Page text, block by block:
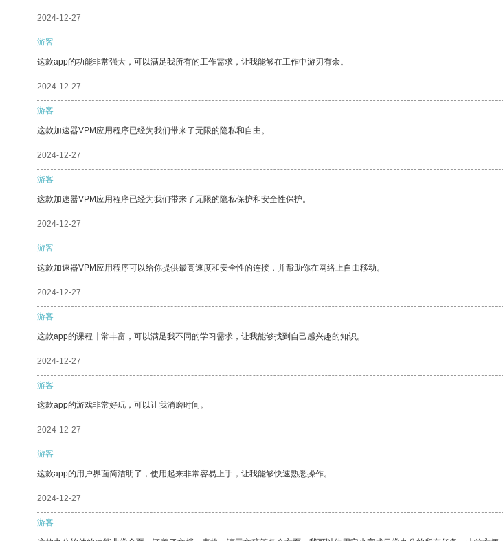
2024-12-27
游客
这款app的功能非常强大，可以满足我所有的工作需求，让我能够在工作中游刃有余。
2024-12-27
游客
这款加速器VPM应用程序已经为我们带来了无限的隐私和自由。
2024-12-27
游客
这款加速器VPM应用程序已经为我们带来了无限的隐私保护和安全性保护。
2024-12-27
游客
这款加速器VPM应用程序可以给你提供最高速度和安全性的连接，并帮助你在网络上自由移动。
2024-12-27
游客
这款app的课程非常丰富，可以满足我不同的学习需求，让我能够找到自己感兴趣的知识。
2024-12-27
游客
这款app的游戏非常好玩，可以让我消磨时间。
2024-12-27
游客
这款app的用户界面简洁明了，使用起来非常容易上手，让我能够快速熟悉操作。
2024-12-27
游客